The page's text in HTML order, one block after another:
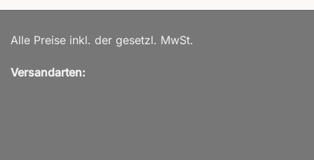
Alle Preise inkl. der gesetzl. MwSt.
Versandarten: